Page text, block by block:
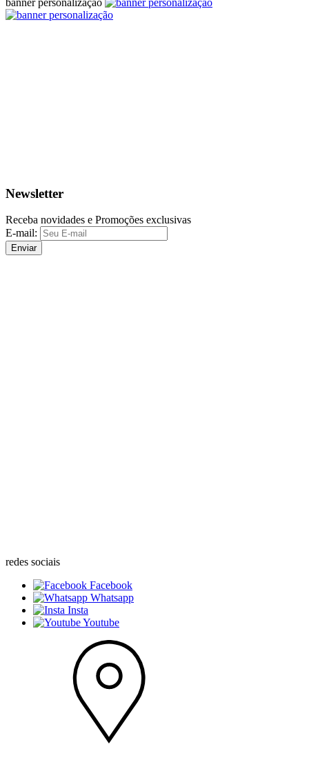
banner personalização
Newsletter
Receba novidades e Promoções exclusivas
E-mail:
Enviar
redes sociais
Facebook
Whatsapp
Insta
Youtube